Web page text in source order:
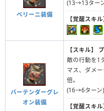
ベリーニ装備
(13→13ター
【覚醒スキル
バーテンダーグレ
オン装備
【スキル】
敵の行動を1
マス、ダメ
倍。
(16→6ターン)
【覚醒スキル